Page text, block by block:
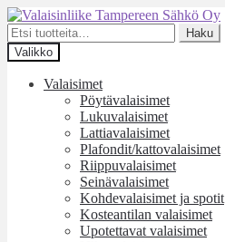
Siirry
navigointiin
Siirry
sisältöön
Etsi:
Haku
Valikko
Valaisimet
Pöytävalaisimet
Lukuvalaisimet
Lattiavalaisimet
Plafondit/kattovalaisimet
Riippuvalaisimet
Seinävalaisimet
Kohdevalaisimet ja spotit
Kosteantilan valaisimet
Upotettavat valaisimet